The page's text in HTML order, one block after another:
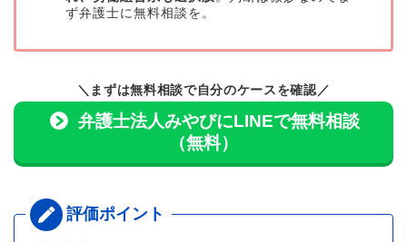
ず弁護士に無料相談を。
＼まずは無料相談で自分のケースを確認／
弁護士法人みやびにLINEで無料相談
（無料）